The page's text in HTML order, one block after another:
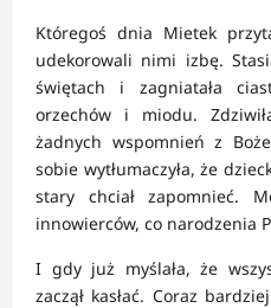
Któregoś dnia Mietek
udekorowali nimi izbę.
świętach i zagniatała
orzechów i miodu.
żadnych wspomnień z
sobie wytłumaczyła, że
stary chciał zapomnieć.
innowierców, co narodzenia
I gdy już myślała, że
zaczął kasłać. Coraz